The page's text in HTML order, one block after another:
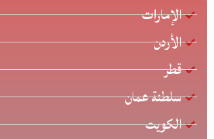
الإمارات
الأردن
قطر
سلطنة عمان
الكويت